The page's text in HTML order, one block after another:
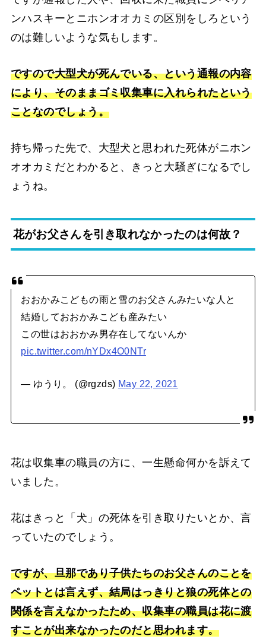
ンハスキーとニホンオオカミの区別をしろという
のは難しいような気もします。
ですので大型犬が死んでいる、という通報の内容
により、そのままゴミ収集車に入れられたという
ことなのでしょう。
持ち帰った先で、大型犬と思われた死体がニホン
オオカミだとわかると、きっと大騒ぎになるでし
ょうね。
花がお父さんを引き取れなかったのは何故？
おおかみこどもの雨と雪のお父さんみたいな人と
結婚しておおかみこども産みたい
この世はおおかみ男存在してないんか
pic.twitter.com/nYDx4O0NTr
— ゆうり。 (@rgzds) May 22, 2021
花は収集車の職員の方に、一生懸命何かを訴えて
いました。
花はきっと「犬」の死体を引き取りたいとか、言
っていたのでしょう。
ですが、旦那であり子供たちのお父さんのことを
ペットとは言えず、結局はっきりと狼の死体との
関係を言えなかったため、収集車の職員は花に渡
すことが出来なかったのだと思われます。